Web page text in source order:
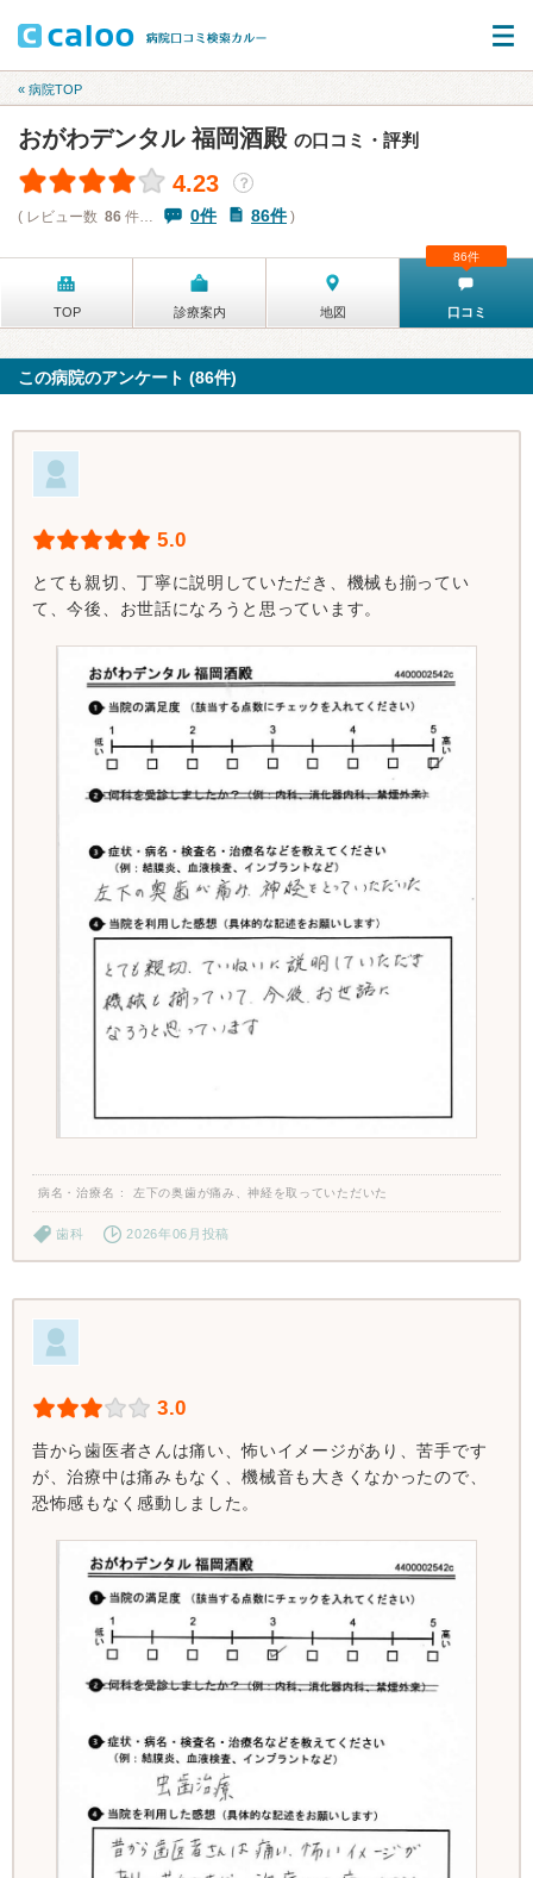
« 病院TOP
おがわデンタル 福岡酒殿 の口コミ・評判
4.23
？
( レビュー数 86 件… 0件 86件)
TOP 診療案内 地図 口コミ
86件
この病院のアンケート (86件)
5.0
とても親切、丁寧に説明していただき、機械も揃ってい
て、今後、お世話になろうと思っています。
病名・治療名 左下の奥歯が痛み、神経を取っていただいた
歯科 2026年06月投稿
3.0
昔から歯医者さんは痛い、怖いイメージがあり、苦手です
が、治療中は痛みもなく、機械音も大きくなかったので、
恐怖感もなく感動しました。